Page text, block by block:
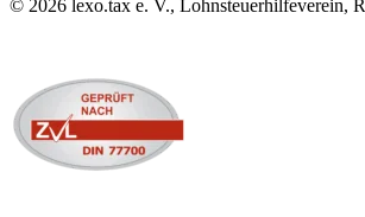
© 2026 lexo.tax e. V., Lohnsteuerhilfeverein,